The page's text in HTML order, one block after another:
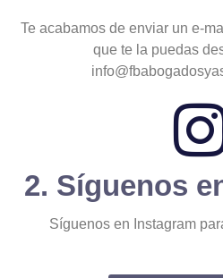
Te acabamos de enviar un e-
que te la puedas
2. Síguenos
Síguenos en Instagram